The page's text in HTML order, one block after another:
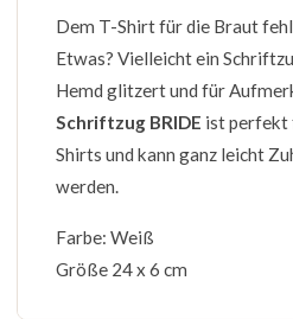
Dem T-Shirt für die Braut
Etwas? Vielleicht ein
Hemd glitzert und für
Schriftzug BRIDE ist perfekt
Shirts und kann ganz leicht
werden.
Farbe: Weiß
Größe 24 x 6 cm